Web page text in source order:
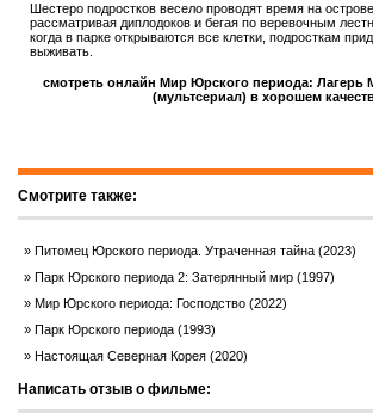
Шестеро подростков весело проводят время на
рассматривая диплодоков и бегая по веревочным
когда в парке открываются все клетки, подросткам
выживать.
смотреть онлайн Мир Юрского периода: Лагерь
(мультсериал) в хорошем
Смотрите также:
Питомец Юрского периода. Утраченная тайна (2023)
Парк Юрского периода 2: Затерянный мир (1997)
Мир Юрского периода: Господство (2022)
Парк Юрского периода (1993)
Настоящая Северная Корея (2020)
Написать отзыв о фильме: